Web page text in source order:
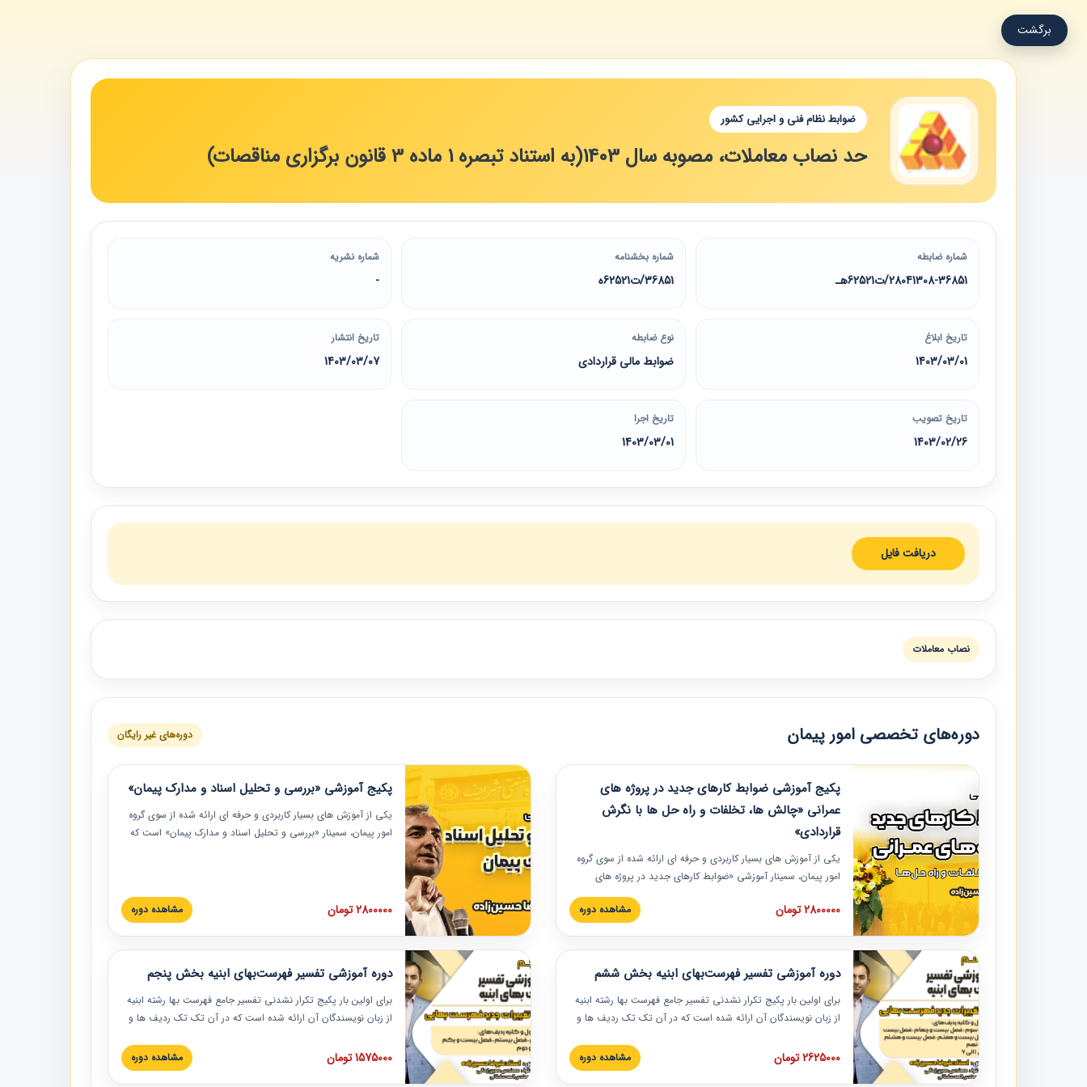
برگشت
ضوابط نظام فنی و اجرایی کشور
حد نصاب معاملات، مصوبه سال 1403(به استناد تبصره 1 ماده 3 قانون برگزاری مناقصات)
شماره ضابطه
28041308-36851/ت62521هـ
شماره بخشنامه
36851/ت62521ه
شماره نشریه
-
تاریخ ابلاغ
1403/03/01
نوع ضابطه
ضوابط مالی قراردادی
تاریخ انتشار
1403/03/07
تاریخ تصویب
1403/02/26
تاریخ اجرا
1403/03/01
دریافت فایل
نصاب معاملات
دوره‌های تخصصی امور پیمان دوره‌های غیر رایگان
پکیج آموزشی ضوابط کارهای جدید در پروژه های
عمرانی «چالش ها، تخلفات و راه حل ها با نگرش
قراردادی»
یکی از آموزش‏‏‏‏‏‏ های بسیار کاربردی و حرفه‏ ای ارائه شده از سوی گروه
امور پیمان، سمینار آموزشی «ضوابط کارهای جدید در پروژه های
عمرانی» چالش ها، تخلفات و راه حل ها با نگرش قراردادی است که
در محل سندیکای شرکت های ساختمانی کشور ارائه شد. در این
به همراه تجربیات عملی ارائه شده است.
2800000 تومان مشاهده دوره
پکیج آموزشی «بررسی و تحلیل اسناد و مدارک پیمان»
یکی از آموزش‏‏‏‏‏‏ های بسیار کاربردی و حرفه‏ ای ارائه شده از سوی گروه
امور پیمان، سمینار «بررسی و تحلیل اسناد و مدارک پیمان» است که
عملی در این خصوص ارائه شده است.
2800000 تومان مشاهده دوره
دوره آموزشی تفسیر فهرست‌بهای ابنیه بخش ششم
برای اولین بار پکیج تکرار نشدنی تفسیر جامع فهرست بها رشته ابنیه
از زبان نویسندگان آن ارائه شده است که در آن تک تک ردیف ها و
تصویری بوده و به همراه تصاویر عملیات اجرایی مرتبط با ردیف های
فهرست بها ارائه شده است. این دوره با کلام مهندس
2625000 تومان مشاهده دوره
دوره آموزشی تفسیر فهرست‌بهای ابنیه بخش پنجم
برای اولین بار پکیج تکرار نشدنی تفسیر جامع فهرست بها رشته ابنیه
از زبان نویسندگان آن ارائه شده است که در آن تک تک ردیف ها و
تصویری بوده و به همراه تصاویر عملیات اجرایی مرتبط با ردیف های
فهرست بها ارائه شده است. این دوره با کلام مهندس
1575000 تومان مشاهده دوره